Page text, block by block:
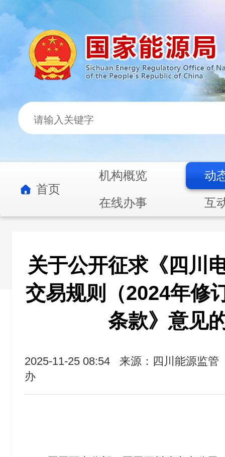
首页
机构概览
动
在线办事
互
关于公开征求《四川
交易规则（2024年修
条款》意见
2025-11-25 08:54
来源：四川能源监管
办